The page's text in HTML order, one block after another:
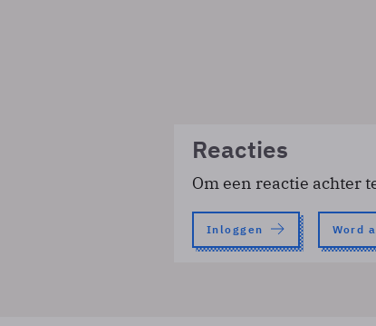
Reacties
Om een reactie achter
Inloggen Word